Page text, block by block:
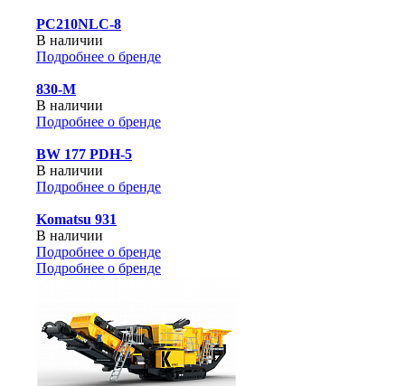
PC210NLC-8
В наличии
Подробнее о бренде
830-М
В наличии
Подробнее о бренде
BW 177 PDH-5
В наличии
Подробнее о бренде
Komatsu 931
В наличии
Подробнее о бренде
Подробнее о бренде